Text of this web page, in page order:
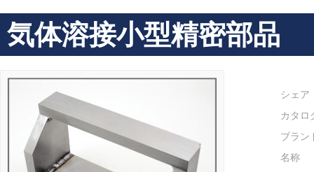
気体溶接小型精密部品
シェア
カタロ
ブラン
名称